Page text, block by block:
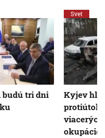
tri dni
Svet
Kyjev
okupácie